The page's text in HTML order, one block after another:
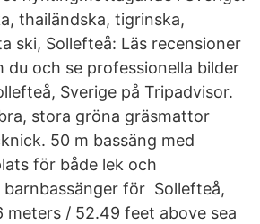
thailändska, tigrinska,
ski, Sollefteå: Läs recensioner
du och se professionella bilder
Sverige på Tripadvisor.
stora gröna gräsmattor
50 m bassäng med
för både lek och
barnbassänger för Sollefteå,
meters / 52.49 feet above sea